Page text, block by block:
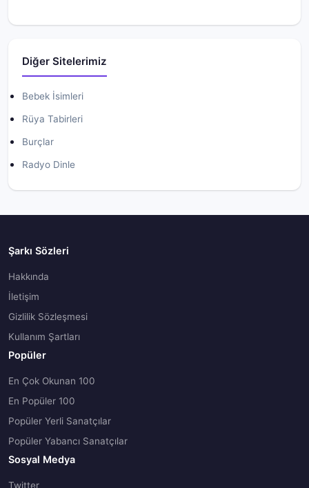
Diğer Sitelerimiz
Bebek İsimleri
Rüya Tabirleri
Burçlar
Radyo Dinle
Şarkı Sözleri
Hakkında
İletişim
Gizlilik Sözleşmesi
Kullanım Şartları
Popüler
En Çok Okunan 100
En Popüler 100
Popüler Yerli Sanatçılar
Popüler Yabancı Sanatçılar
Sosyal Medya
Twitter